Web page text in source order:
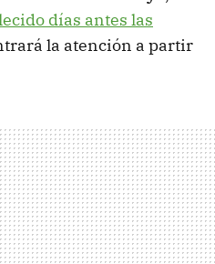
días antes las
la atención a partir